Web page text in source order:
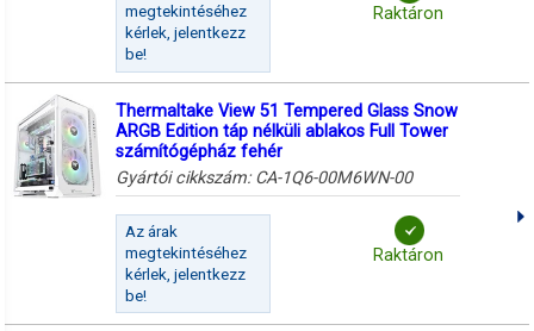
megtekintéséhez
kérlek, jelentkezz
be!
Raktáron
Thermaltake View 51 Tempered Glass Snow
ARGB Edition táp nélküli ablakos Full Tower
számítógépház fehér
Gyártói cikkszám: CA-1Q6-00M6WN-00
Az árak
megtekintéséhez
kérlek, jelentkezz
be!
Raktáron